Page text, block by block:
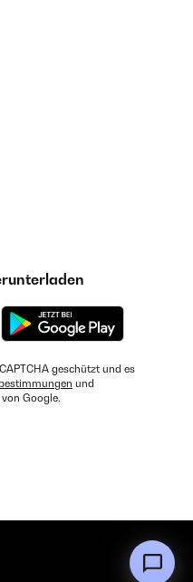
geschützt und es
und
von Google.